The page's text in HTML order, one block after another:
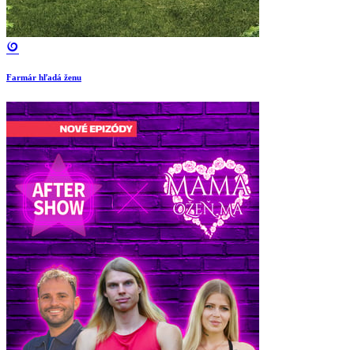
Farmár hľadá ženu